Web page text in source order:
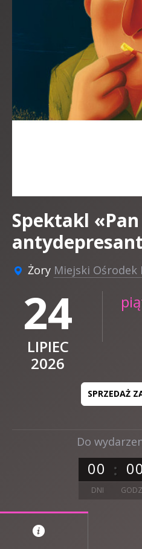
Do
00 00
DNI
Spektakl
Żory Miejski Ośrodek
24
LIPIEC
2026
SPRZEDAŻ